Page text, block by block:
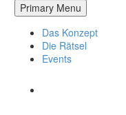
Primary Menu
Das Konzept
Die Rätsel
Events